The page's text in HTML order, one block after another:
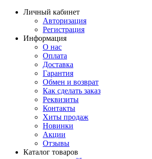
Личный кабинет
Авторизация
Регистрация
Информация
О нас
Оплата
Доставка
Гарантия
Обмен и возврат
Как сделать заказ
Реквизиты
Контакты
Хиты продаж
Новинки
Акции
Отзывы
Каталог товаров